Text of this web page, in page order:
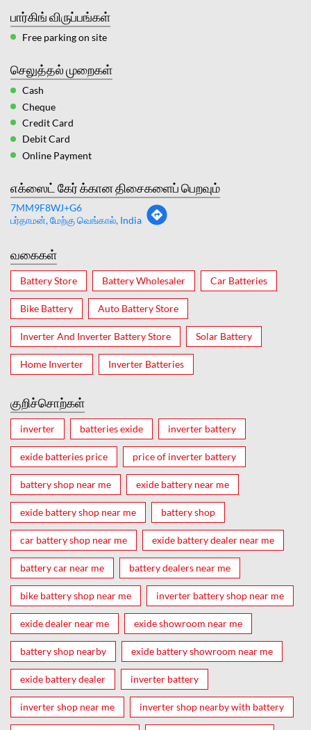
பார்கிங் விருப்பங்கள்
Free parking on site
செலுத்தல் முறைகள்
Cash
Cheque
Credit Card
Debit Card
Online Payment
எக்ஸைட் கேர் க்கான திசைகளைப் பெறவும்
7MM9F8WJ+G6
பர்தாமன், மேற்கு வெங்கால், India
வகைகள்
Battery Store Battery Wholesaler Car Batteries
Bike Battery Auto Battery Store
Inverter And Inverter Battery Store Solar Battery
Home Inverter Inverter Batteries
குறிச்சொற்கள்
inverter batteries exide inverter battery
exide batteries price price of inverter battery
battery shop near me exide battery near me
exide battery shop near me battery shop
car battery shop near me exide battery dealer near me
battery car near me battery dealers near me
bike battery shop near me inverter battery shop near me
exide dealer near me exide showroom near me
battery shop nearby exide battery showroom near me
exide battery dealer inverter battery
inverter shop near me inverter shop nearby with battery